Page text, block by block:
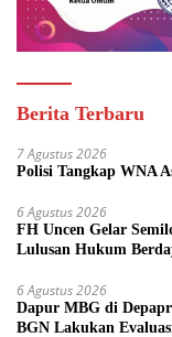
Berita Terbaru
7 Agustus 2026
Polisi Tangkap WNA
6 Agustus 2026
FH Uncen Gelar
Lulusan Hukum
6 Agustus 2026
Dapur MBG di
BGN Lakukan